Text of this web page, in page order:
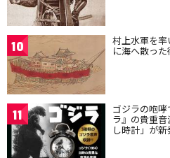
10 村上水軍を
に海へ散っ
11 ゴジラの咆
ラ』の貴重
し時計」が